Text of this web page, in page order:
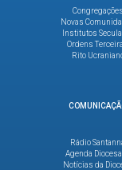
Congregações
Novas
Institutos
Ordens
Rito
Rádio
Agenda
Notícias da